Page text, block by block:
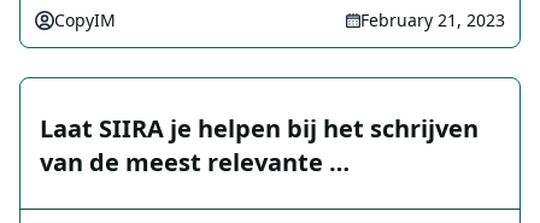
CopyIM February 21, 2023
Laat SIIRA je helpen bij het schrijven
van de meest relevante …